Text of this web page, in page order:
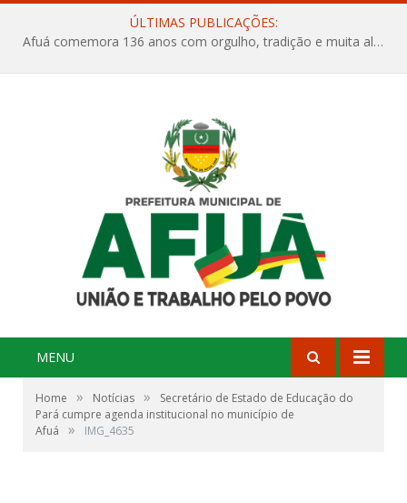
ÚLTIMAS PUBLICAÇÕES:
Afuá comemora 136 anos com orgulho, tradição e muita alegria na Quadra Dr. Nelson Salomão
MENU
Home » Notícias »
Secretário de Estado de Educação do
Pará cumpre agenda institucional no município de
Afuá
» IMG_4635